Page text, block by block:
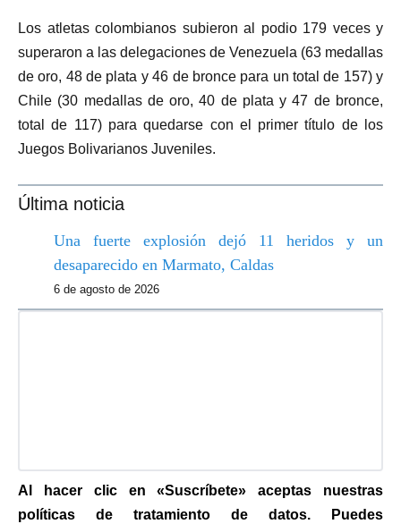
Los atletas colombianos subieron al podio 179 veces y
superaron a las delegaciones de Venezuela (63 medallas
de oro, 48 de plata y 46 de bronce para un total de 157) y
Chile (30 medallas de oro, 40 de plata y 47 de bronce,
total de 117) para quedarse con el primer título de los
Juegos Bolivarianos Juveniles.
Última noticia
Una fuerte explosión dejó 11 heridos y un
desaparecido en Marmato, Caldas
6 de agosto de 2026
Al hacer clic en «Suscríbete» aceptas nuestras
políticas de tratamiento de datos. Puedes